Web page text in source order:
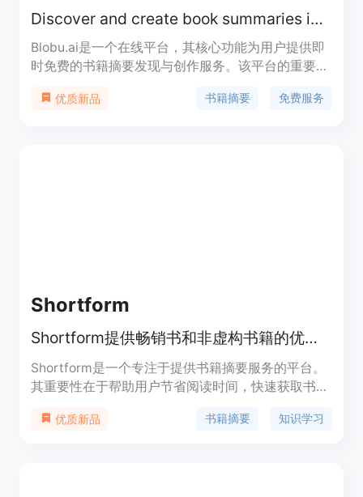
Discover and create book summaries instantly and free
Blobu.ai是一个在线平台，其核心功能为用户提供即
时免费的书籍摘要发现与创作服务。该平台的重要性
的时间，使人们能够更高效地获取知识。其主要优点
优质新品 书籍摘要 免费服务
Shortform
Shortform提供畅销书和非虚构书籍的优质摘要，助你快速获取知识。
Shortform是一个专注于提供书籍摘要服务的平台。
其重要性在于帮助用户节省阅读时间，快速获取书籍
数千个播客和文章的摘要，能让用户更深入、更快速
优质新品 书籍摘要 知识学习